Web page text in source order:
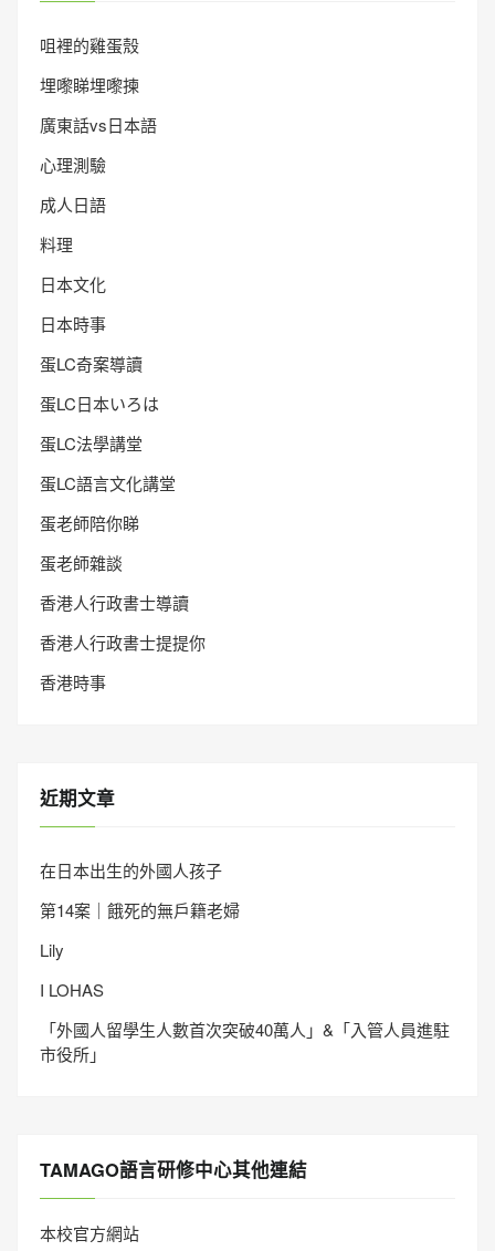
咀裡的雞蛋殼
埋嚟睇埋嚟揀
廣東話vs日本語
心理測驗
成人日語
料理
日本文化
日本時事
蛋LC奇案導讀
蛋LC日本いろは
蛋LC法學講堂
蛋LC語言文化講堂
蛋老師陪你睇
蛋老師雜談
香港人行政書士導讀
香港人行政書士提提你
香港時事
近期文章
在日本出生的外國人孩子
第14案｜餓死的無戶籍老婦
Lily
I LOHAS
「外國人留學生人數首次突破40萬人」&「入管人員進駐
市役所」
TAMAGO語言研修中心其他連結
本校官方網站